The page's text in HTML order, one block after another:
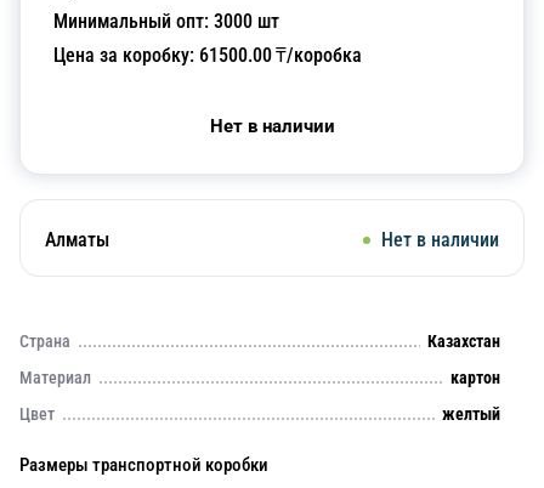
Минимальный опт: 3000 шт
Цена за коробку: 61500.00₸/коробка
Нет в наличии
Алматы Нет в наличии
Страна
Казахстан
Материал
картон
Цвет
желтый
Размеры транспортной коробки